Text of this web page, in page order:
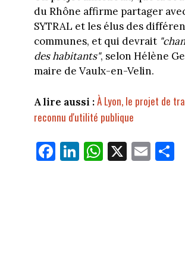
du Rhône affirme partager
SYTRAL et les élus des
communes, et qui devrait
des habitants", selon Hélène
maire de Vaulx-en-Velin.
A lire aussi : À Lyon, le projet de
reconnu d'utilité publique
Fa
ce
Li
nk
W
ha
X E
m
Pa
rt